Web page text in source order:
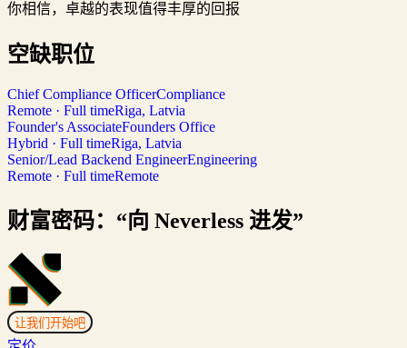
你相信，卓越的表现值得丰厚的回报
空缺职位
Chief Compliance OfficerCompliance
Remote · Full timeRiga, Latvia
Founder's AssociateFounders Office
Hybrid · Full timeRiga, Latvia
Senior/Lead Backend EngineerEngineering
Remote · Full timeRemote
财富密码：“向 Neverless 进发”
让我们开始吧